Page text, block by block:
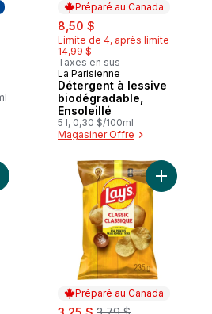
Préparé au Canada
sale:
8,50 $
Limite de 4, après limite
14,99 $
Taxes en sus
Préparé au Canada
La Parisienne
Détergent à lessive
biodégradable,
Ensoleillé
5 l, 0,30 $/100ml
Magasiner Offre
Légère tartinade de fraises
Préparé au Canada
sale: , formerly:
Ajouter